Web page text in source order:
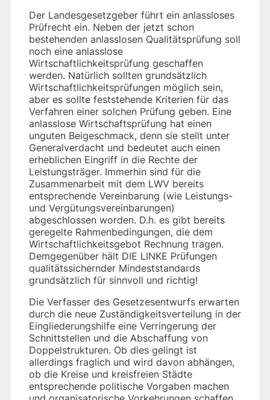
Der Landesgesetzgeber führt ein anlassloses
Prüfrecht ein. Neben der jetzt schon
bestehenden anlasslosen Qualitätsprüfung soll
noch eine anlasslose
Wirtschaftlichkeitsprüfung geschaffen
werden. Natürlich sollten grundsätzlich
Wirtschaftlichkeitsprüfungen möglich sein,
aber es sollte feststehende Kriterien für das
Verfahren einer solchen Prüfung geben. Eine
anlasslose Wirtschaftsprüfung hat einen
unguten Beigeschmack, denn sie stellt unter
Generalverdacht und bedeutet auch einen
erheblichen Eingriff in die Rechte der
Leistungsträger. Immerhin sind für die
Zusammenarbeit mit dem LWV bereits
entsprechende Vereinbarung (wie Leistungs-
und Vergütungsvereinbarungen)
abgeschlossen worden. D.h. es gibt bereits
geregelte Rahmenbedingungen, die dem
Wirtschaftlichkeitsgebot Rechnung tragen.
Demgegenüber hält DIE LINKE Prüfungen
qualitätssichernder Mindeststandards
grundsätzlich für sinnvoll und richtig!
Die Verfasser des Gesetzesentwurfs erwarten
durch die neue Zuständigkeitsverteilung in der
Eingliederungshilfe eine Verringerung der
Schnittstellen und die Abschaffung von
Doppelstrukturen. Ob dies gelingt ist
allerdings fraglich und wird davon abhängen,
ob die Kreise und kreisfreien Städte
entsprechende politische Vorgaben machen